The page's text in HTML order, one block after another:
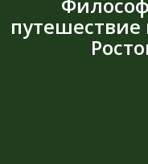
путешествие